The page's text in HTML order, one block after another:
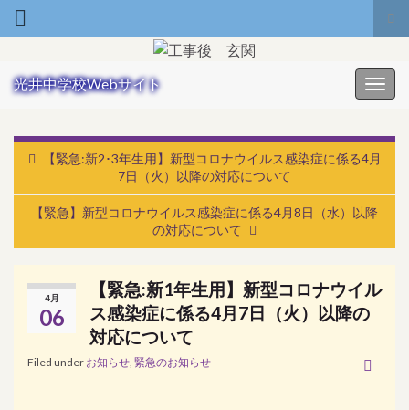
Search for:
光井中学校Webサイト
【緊急:新2･3年生用】新型コロナウイルス感染症に係る4月
7日（火）以降の対応について
【緊急】新型コロナウイルス感染症に係る4月8日（水）以降
の対応について
4月
06
【緊急:新1年生用】新型コロナウイル
ス感染症に係る4月7日（火）以降の
対応について
Filed under お知らせ 緊急のお知らせ